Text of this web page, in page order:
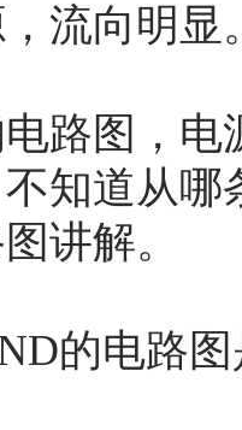
流向明显
路图，电
知道从
讲解。
的电路